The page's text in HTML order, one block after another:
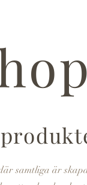
samtliga är